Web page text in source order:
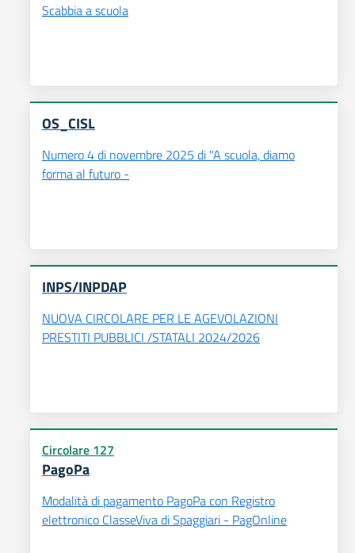
Scabbia a scuola
OS_CISL
Numero 4 di novembre 2025 di "A scuola, diamo
forma al futuro -
INPS/INPDAP
NUOVA CIRCOLARE PER LE AGEVOLAZIONI
PRESTITI PUBBLICI /STATALI 2024/2026
Circolare 127
PagoPa
Modalità di pagamento PagoPa con Registro
elettronico ClasseViva di Spaggiari - PagOnline